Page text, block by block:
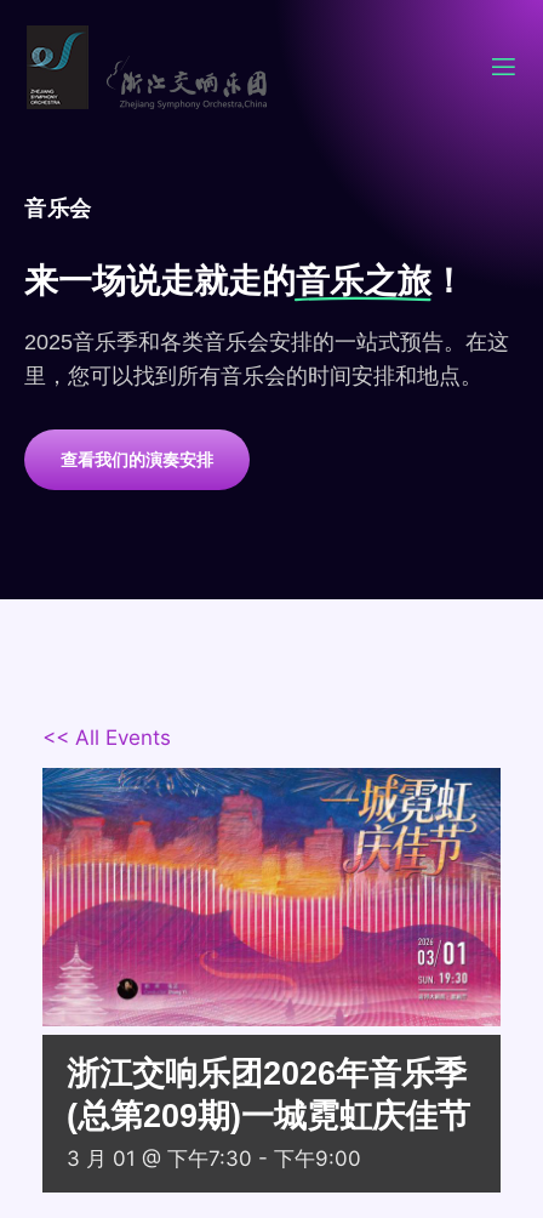
音乐会
来一场说走就走的音乐之旅 ！
2025音乐季和各类音乐会安排的一站式预告。在这
里，您可以找到所有音乐会的时间安排和地点。
查看我们的演奏安排
<< All Events
浙江交响乐团2026年音乐季
(总第209期)一城霓虹庆佳节
3 月 01 @ 下午7:30 - 下午9:00